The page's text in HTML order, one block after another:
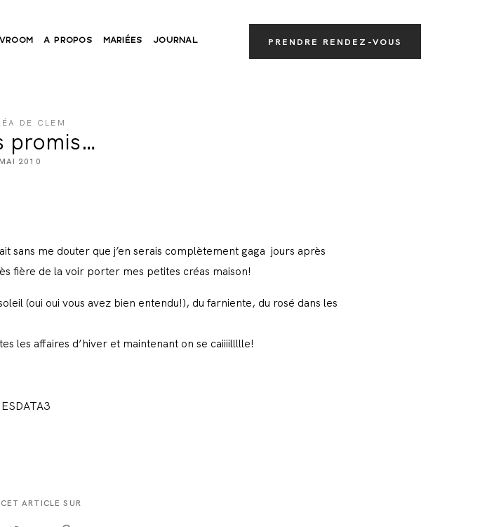
A PROPOS MARIÉES JOURNAL PRENDRE RENDEZ-VOUS
DE CLEM
promis…
2010
sans me douter que j’en serais complètement gaga jours après
fière de la voir porter mes petites créas maison!
(oui oui vous avez bien entendu!), du farniente, du rosé dans les
les affaires d’hiver et maintenant on se caiiiillllle!
ARTICLE SUR